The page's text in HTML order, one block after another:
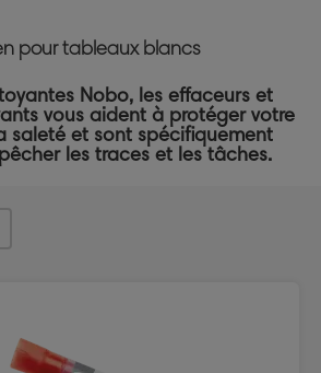
pour tableaux blancs
Nobo, les effaceurs et
vous aident à protéger votre
saleté et sont spécifiquement
les traces et les tâches.